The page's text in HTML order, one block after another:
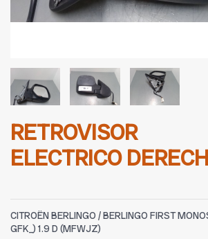
RETROVISOR
ELECTRICO
CITROËN BERLINGO / BERLINGO FIRST
GFK_) 1.9 D (MFWJZ)